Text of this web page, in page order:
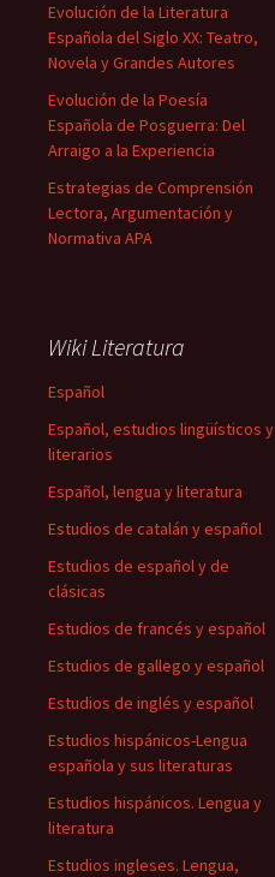
Evolución de la Literatura
Española del Siglo XX: Teatro,
Novela y Grandes Autores
Evolución de la Poesía
Española de Posguerra: Del
Arraigo a la Experiencia
Estrategias de Comprensión
Lectora, Argumentación y
Normativa APA
Wiki Literatura
Español
Español, estudios lingüísticos y
literarios
Español, lengua y literatura
Estudios de catalán y español
Estudios de español y de
clásicas
Estudios de francés y español
Estudios de gallego y español
Estudios de inglés y español
Estudios hispánicos-Lengua
española y sus literaturas
Estudios hispánicos. Lengua y
literatura
Estudios ingleses. Lengua,